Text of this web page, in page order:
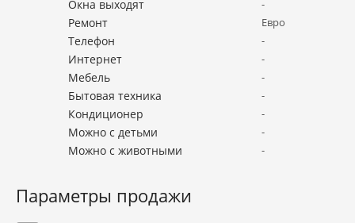
Окна выходят -
Ремонт Евро
Телефон -
Интернет -
Мебель -
Бытовая техника -
Кондиционер -
Можно с детьми -
Можно с животными -
Параметры продажи